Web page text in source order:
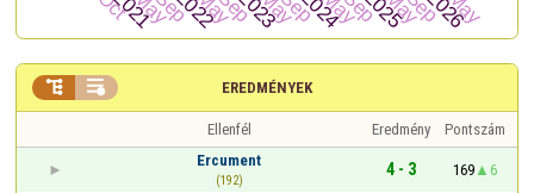
EREDMÉNYEK
 
Ellenfél Eredmény
Pontszám
Ercument
(192)
4 - 3 169
6